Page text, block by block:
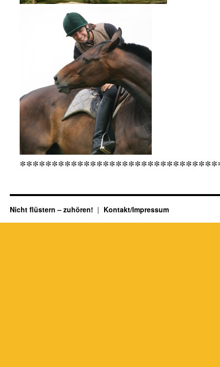
Nicht flüstern – zuhören! Kontakt/Impressum